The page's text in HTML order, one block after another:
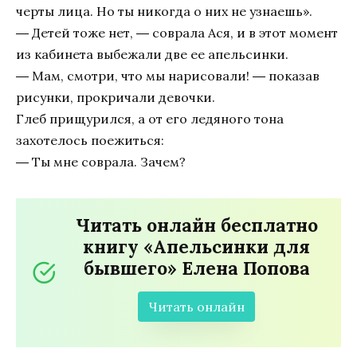
черты лица. Но ты никогда о них не узнаешь».
― Детей тоже нет, ― соврала Ася, и в этот момент
из кабинета выбежали две ее апельсинки.
― Мам, смотри, что мы нарисовали! ― показав
рисунки, прокричали девочки.
Глеб прищурился, а от его ледяного тона
захотелось поежиться:
― Ты мне соврала. Зачем?
Читать онлайн бесплатно
книгу «Апельсинки для
бывшего» Елена Попова
Читать онлайн